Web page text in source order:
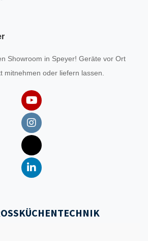
Showroom in Speyer! Geräte vor Ort
mitnehmen oder liefern lassen.